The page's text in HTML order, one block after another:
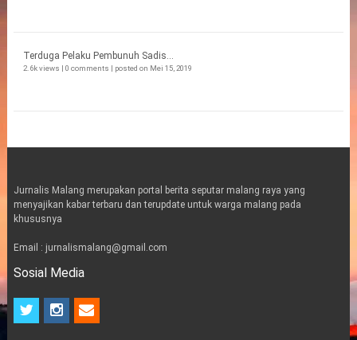
Terduga Pelaku Pembunuh Sadis...
2.6k views | 0 comments | posted on Mei 15, 2019
Jurnalis Malang merupakan portal berita seputar malang raya yang
menyajikan kabar terbaru dan terupdate untuk warga malang pada
khususnya
Email : jurnalismalang@gmail.com
Sosial Media
t
i
n
e
m